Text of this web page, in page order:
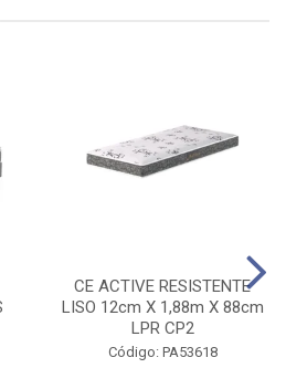
CE ACTIVE RESISTENTE
LISO 12cm X 1,88m X 88cm
LPR CP2
Código: PA53618